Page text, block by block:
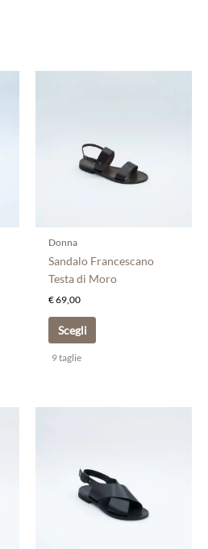
Donna
Sandalo Francescano
Testa di Moro
€69,00
Scegli
varianti.
Le
opzioni
nella
pagina
9 taglie
più
varianti.
Le
opzioni